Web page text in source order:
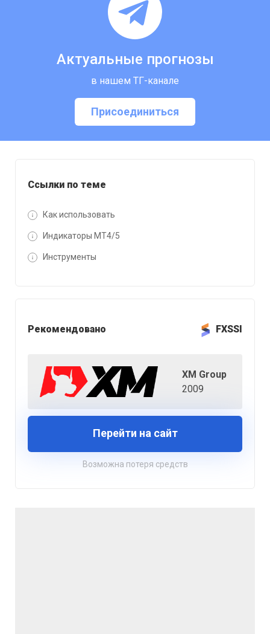
Ссылки по теме
Как использовать
Индикаторы MT4/5
Инструменты
Рекомендовано FXSSI
XM Group
2009
Перейти на сайт
Возможна потеря средств
Актуальные прогнозы
в нашем ТГ-канале
Присоединиться